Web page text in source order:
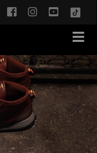
twitterfacebookinstagram